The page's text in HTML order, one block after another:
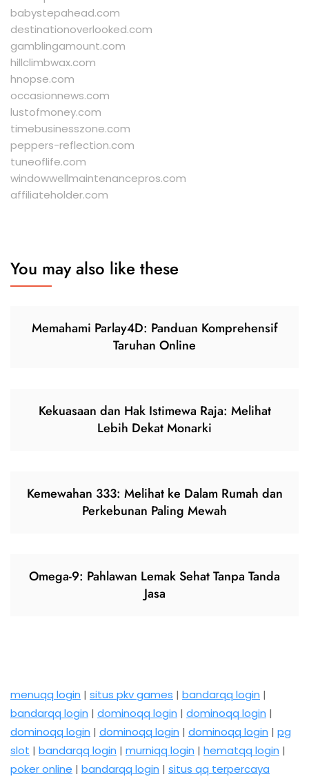
babystepahead.com
destinationoverlooked.com
gamblingamount.com
hillclimbwax.com
hnopse.com
occasionnews.com
lustofmoney.com
timebusinesszone.com
peppers-reflection.com
tuneoflife.com
windowwellmaintenancepros.com
affiliateholder.com
You may also like these
Memahami Parlay4D: Panduan Komprehensif
Taruhan Online
Kekuasaan dan Hak Istimewa Raja: Melihat
Lebih Dekat Monarki
Kemewahan 333: Melihat ke Dalam Rumah dan
Perkebunan Paling Mewah
Omega-9: Pahlawan Lemak Sehat Tanpa Tanda
Jasa
menuqq login | situs pkv games | bandarqq login |
bandarqq login | dominoqq login | dominoqq login |
dominoqq login | dominoqq login | dominoqq login | pg
slot | bandarqq login | murniqq login | hematqq login |
poker online | bandarqq login | situs qq terpercaya